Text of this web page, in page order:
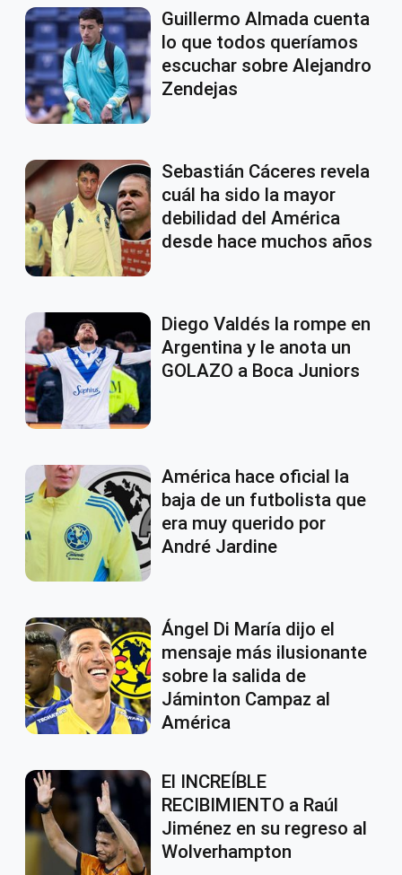
Guillermo Almada cuenta
lo que todos queríamos
escuchar sobre Alejandro
Zendejas
Sebastián Cáceres revela
cuál ha sido la mayor
debilidad del América
desde hace muchos años
Diego Valdés la rompe en
Argentina y le anota un
GOLAZO a Boca Juniors
América hace oficial la
baja de un futbolista que
era muy querido por
André Jardine
Ángel Di María dijo el
mensaje más ilusionante
sobre la salida de
Jáminton Campaz al
América
El INCREÍBLE
RECIBIMIENTO a Raúl
Jiménez en su regreso al
Wolverhampton